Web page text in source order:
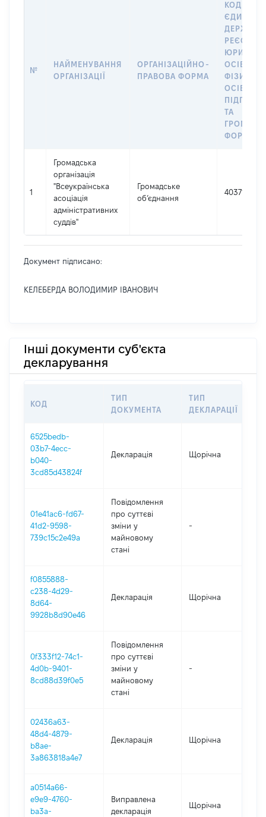
№
НАЙМЕНУВАННЯ
ОРГАНІЗАЦІЇ
ОРГАНІЗАЦІЙНО-
ПРАВОВА ФОРМА
КОД В
РЕЄСТРІ
ОСІБ,
ОСІБ –
ТА
1
Громадська
організація
"Всеукраїнська
асоціація
адміністративних
суддів"
Громадське
об’єднання
40371664
Документ підписано:
КЕЛЕБЕРДА ВОЛОДИМИР ІВАНОВИЧ
Інші документи суб'єкта
декларування
КОД
ТИП
ДОКУМЕНТА
ТИП
ДЕКЛАРАЦІЇ
6525bedb-
03b7-4ecc-
b040-
3cd85d43824f
Декларація Щорічна
01e41ac6-fd67-
41d2-9598-
739c15c2e49a
Повідомлення
про суттєві
зміни y
майновому
стані
-
f0855888-
c238-4d29-
8d64-
9928b8d90e46
Декларація Щорічна
0f333f12-74c1-
4d0b-9401-
8cd88d39f0e5
Повідомлення
про суттєві
зміни y
майновому
стані
-
02436a63-
48d4-4879-
b8ae-
3a863818a4e7
Декларація Щорічна
a0514a66-
e9e9-4760-
ba3a-
Виправлена
декларація
Щорічна